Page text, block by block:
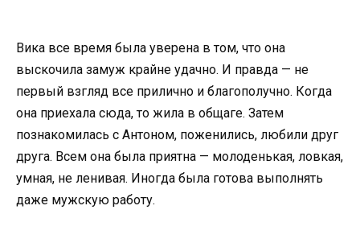
Вика все время была уверена в том, что она
выскочила замуж крайне удачно. И правда — не
первый взгляд все прилично и благополучно. Когда
она приехала сюда, то жила в общаге. Затем
познакомилась с Антоном, поженились, любили друг
друга. Всем она была приятна — молоденькая, ловкая,
умная, не ленивая. Иногда была готова выполнять
даже мужскую работу.